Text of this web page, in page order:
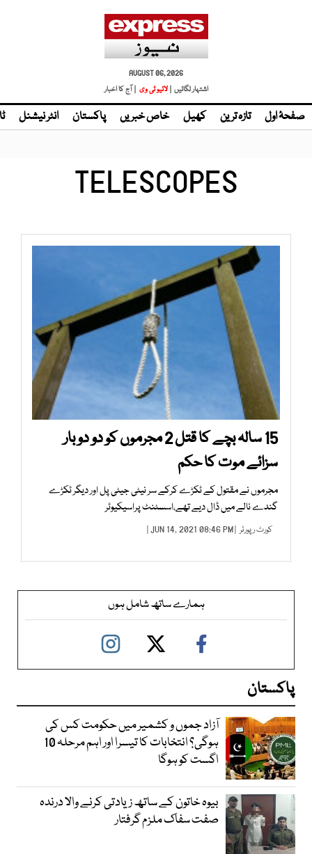
AUGUST 06, 2026
اشتہار لگائیں | لائیو ٹی وی | آج کا اخبار
صفحۂ اول تازہ ترین کھیل خاص خبریں پاکستان انٹر نیشنل
TELESCOPES
15 سالہ بچے کا قتل 2 مجرموں کو دو دو بار
سزائے موت کا حکم
مجرموں نے مقتول کے ٹکڑے کرکے سر نیٹی جیٹی پل اور دیگر ٹکڑے
گندے نالے میں ڈال دیے تھے،اسسٹنٹ پراسیکیوٹر
کورٹ رپورٹر | JUN 14, 2021 08:46 PM |
ہمارے ساتھ شامل ہوں
پاکستان
آزاد جموں و کشمیر میں حکومت کس کی
ہوگی؟ انتخابات کا تیسرا اور اہم مرحلہ 10
اگست کو ہوگا
بیوہ خاتون کے ساتھ زیادتی کرنے والا درندہ
صفت سفاک ملزم گرفتار